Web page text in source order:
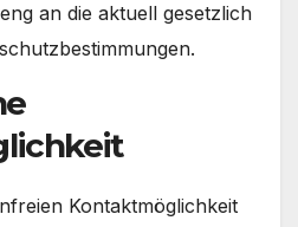
an die aktuell gesetzlich
Kontaktmöglichkeit